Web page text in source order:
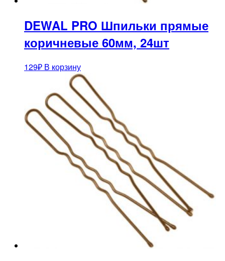
DEWAL PRO Шпильки прямые
коричневые 60мм, 24шт
129₽ В корзину